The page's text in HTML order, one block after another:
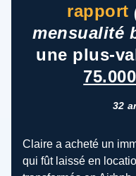
rapport
mensualité
une plus-
32
Claire a acheté un
qui fût laissé en